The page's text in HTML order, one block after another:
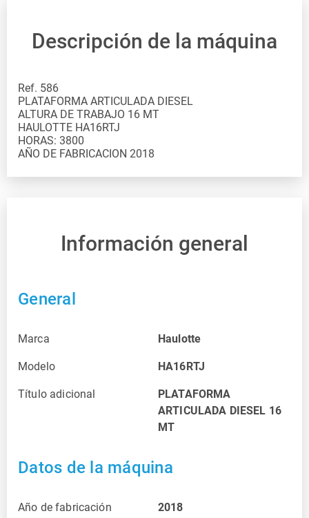
Descripción de la máquina
Ref. 586
PLATAFORMA ARTICULADA DIESEL
ALTURA DE TRABAJO 16 MT
HAULOTTE HA16RTJ
HORAS: 3800
Información general
General
Marca Haulotte
Modelo HA16RTJ
Título adicional
PLATAFORMA
ARTICULADA DIESEL 16
MT
Datos de la máquina
Año de fabricación 2018